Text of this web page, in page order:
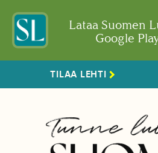
Lataa Suomen
Google
TILAA LEHTI